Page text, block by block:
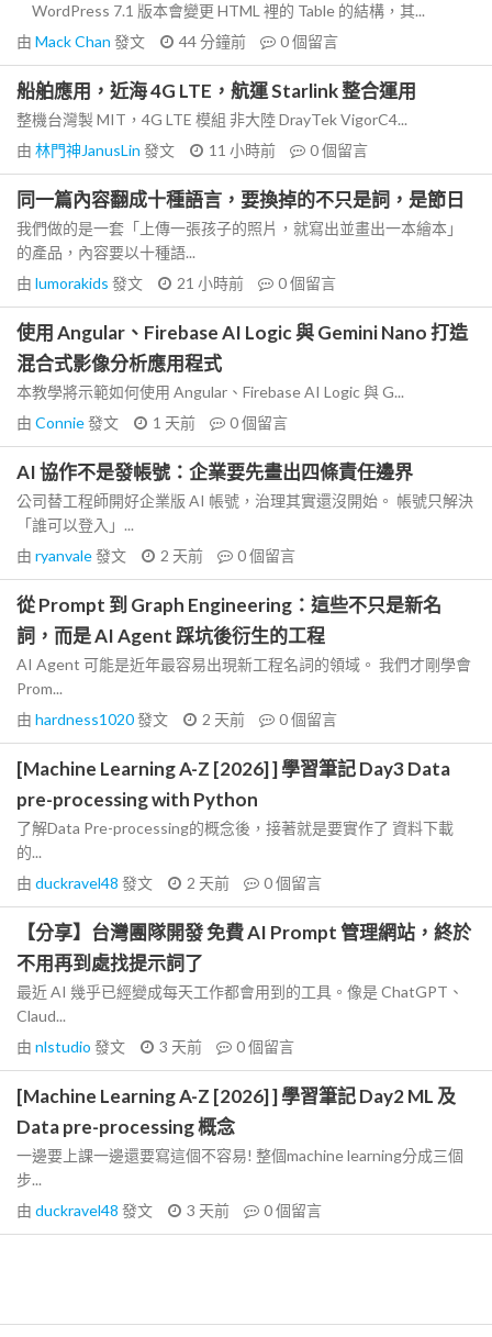
WordPress 7.1 版本會變更 HTML 裡的 Table 的結構，其...
由 Mack Chan 發文 44 分鐘前 0個留言
船舶應用，近海 4G LTE，航運 Starlink 整合運用
整機台灣製 MIT，4G LTE 模組 非大陸 DrayTek VigorC4...
由 林門神JanusLin 發文 11 小時前 0個留言
同一篇內容翻成十種語言，要換掉的不只是詞，是節日
我們做的是一套「上傳一張孩子的照片，就寫出並畫出一本繪本」
的產品，內容要以十種語...
由 lumorakids 發文 21 小時前 0個留言
使用 Angular、Firebase AI Logic 與 Gemini Nano 打造
混合式影像分析應用程式
本教學將示範如何使用 Angular、Firebase AI Logic 與 G...
由 Connie發文 1 天前 0個留言
AI 協作不是發帳號：企業要先畫出四條責任邊界
公司替工程師開好企業版 AI 帳號，治理其實還沒開始。 帳號只解決
「誰可以登入」...
由 ryanvale發文 2 天前 0個留言
從 Prompt 到 Graph Engineering：這些不只是新名
詞，而是 AI Agent 踩坑後衍生的工程
AI Agent 可能是近年最容易出現新工程名詞的領域。 我們才剛學會
Prom...
由 hardness1020發文 2 天前 0個留言
[Machine Learning A-Z [2026] ] 學習筆記 Day3 Data
pre-processing with Python
了解Data Pre-processing的概念後，接著就是要實作了 資料下載
的...
由 duckravel48 發文 2 天前 0個留言
【分享】台灣團隊開發 免費 AI Prompt 管理網站，終於
不用再到處找提示詞了
最近 AI 幾乎已經變成每天工作都會用到的工具。像是 ChatGPT、
Claud...
由 nlstudio 發文 3 天前 0個留言
[Machine Learning A-Z [2026] ] 學習筆記 Day2 ML 及
Data pre-processing 概念
一邊要上課一邊還要寫這個不容易! 整個machine learning分成三個
步...
由 duckravel48 發文 3 天前 0個留言